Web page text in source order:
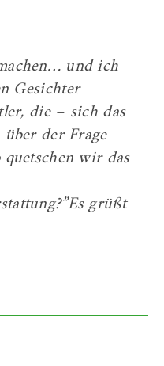
und ich
Gesichter
die – sich das
der Frage
wir das
grüßt